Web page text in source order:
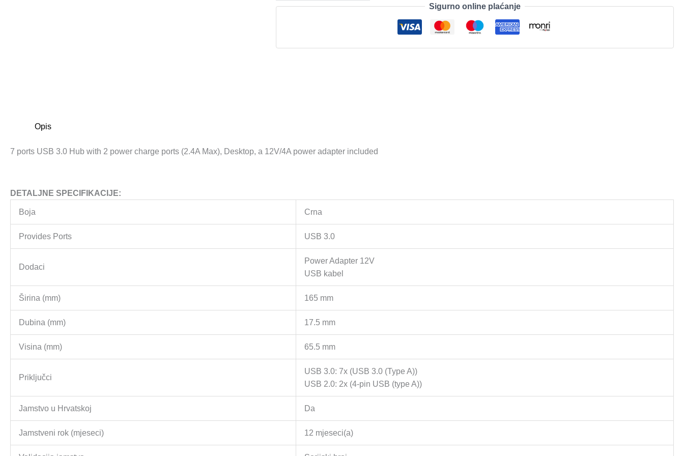
Hub
power
power
Sigurno online plaćanje
Opis
7 ports USB 3.0 Hub with 2 power charge ports (2.4A Max), Desktop, a 12V/4A power adapter included
DETALJNE SPECIFIKACIJE:
Boja Crna
Provides Ports USB 3.0
Dodaci
Power Adapter 12V
USB kabel
Širina (mm) 165 mm
Dubina (mm) 17.5 mm
Visina (mm) 65.5 mm
Priključci
USB 3.0: 7x (USB 3.0 (Type A))
USB 2.0: 2x (4-pin USB (type A))
Jamstvo u Hrvatskoj Da
Jamstveni rok (mjeseci) 12 mjeseci(a)